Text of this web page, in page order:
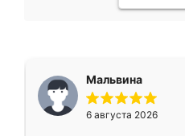
Мальвина
6 августа 2026